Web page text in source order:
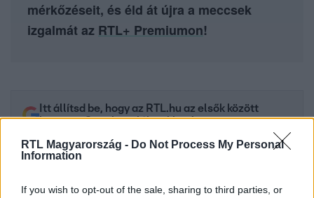
RTL Magyarország - Do Not Process My Personal
Information
If you wish to opt-out of the sale, sharing to third parties, or
mérkőzéseit, és éld át újra a meccsek
izgalmát az RTL+ Premiumon!
Itt állítsd be, hogy az RTL.hu az elsők között
legyen a Google-találatokban!